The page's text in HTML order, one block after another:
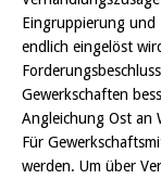
Eingruppierung und
endlich eingelöst
Gewerkschaften
Angleichung Ost an
Für
werden. Um über